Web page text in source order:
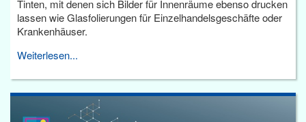
Tinten, mit denen sich Bilder für Innenräume ebenso drucken
lassen wie Glasfolierungen für Einzelhandelsgeschäfte oder
Krankenhäuser.
Weiterlesen...